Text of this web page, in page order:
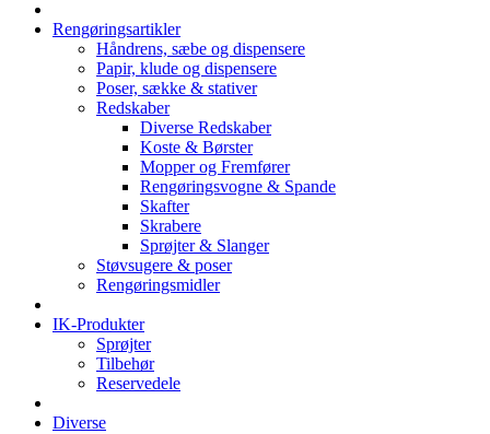
Rengøringsartikler
Håndrens, sæbe og dispensere
Papir, klude og dispensere
Poser, sække & stativer
Redskaber
Diverse Redskaber
Koste & Børster
Mopper og Fremfører
Rengøringsvogne & Spande
Skafter
Skrabere
Sprøjter & Slanger
Støvsugere & poser
Rengøringsmidler
IK-Produkter
Sprøjter
Tilbehør
Reservedele
Diverse